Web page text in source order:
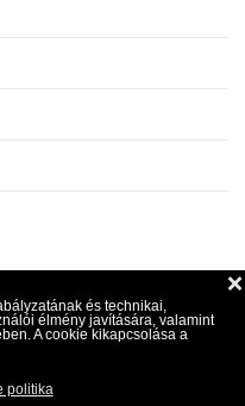
és technikai,
élmény javítására, valamint
A cookie kikapcsolása a
politika
❌